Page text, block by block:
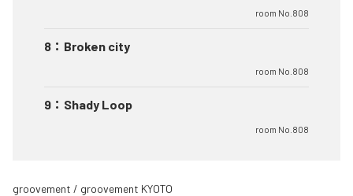
room No.808
8 ： Broken city
room No.808
9 ： Shady Loop
room No.808
groovement / groovement KYOTO